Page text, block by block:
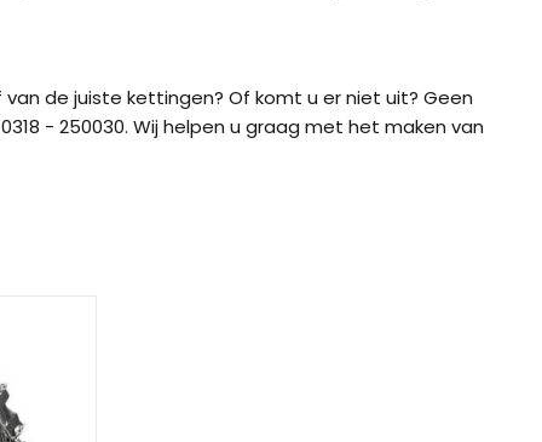
Easy-Fit CU-9
de juiste kettingen? Of komt u er niet uit? Geen
- 250030. Wij helpen u graag met het maken van